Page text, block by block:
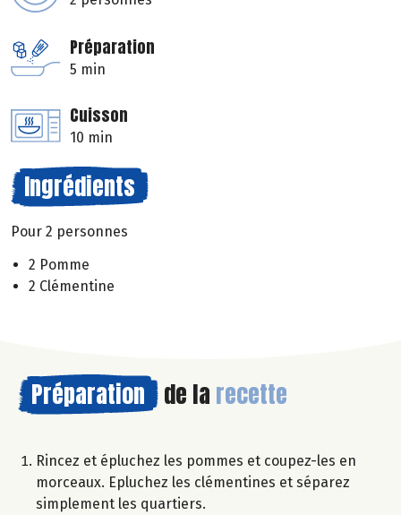
Préparation
5 min
Cuisson
10 min
Ingrédients
Pour 2 personnes
2 Pomme
2 Clémentine
Préparation de la recette
Rincez et épluchez les pommes et coupez-les en
morceaux. Epluchez les clémentines et séparez
simplement les quartiers.